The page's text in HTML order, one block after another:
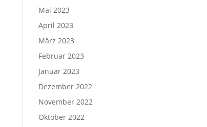
Mai 2023
April 2023
März 2023
Februar 2023
Januar 2023
Dezember 2022
November 2022
Oktober 2022